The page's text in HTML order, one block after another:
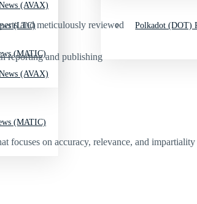
(AVAX)
(MATIC)
(LTC)
(AVAX)
(MATIC)
Polkadot (DOT)
and meticulously reviewed
reporting and publishing
focuses on accuracy, relevance, and impartiality